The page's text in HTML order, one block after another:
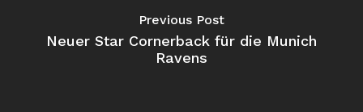
Previous Post
Neuer Star Cornerback für die Munich
Ravens